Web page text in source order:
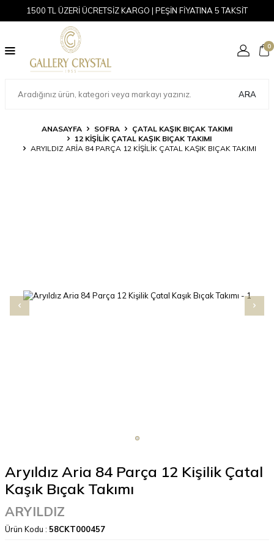
1500 TL ÜZERİ ÜCRETSİZ KARGO | PEŞİN FİYATINA 5 TAKSİT
ARA
0
ANASAYFA SOFRA
ÇATAL KAŞIK BIÇAK TAKIMI
12 KIŞILIK ÇATAL KAŞIK BIÇAK TAKIMI
ARYILDIZ ARIA 84 PARÇA 12 KIŞILIK ÇATAL KAŞIK BIÇAK TAKIMI
Aryıldız Aria 84 Parça 12 Kişilik Çatal
Kaşık Bıçak Takımı
ARYILDIZ
Ürün Kodu : 58CKT000457